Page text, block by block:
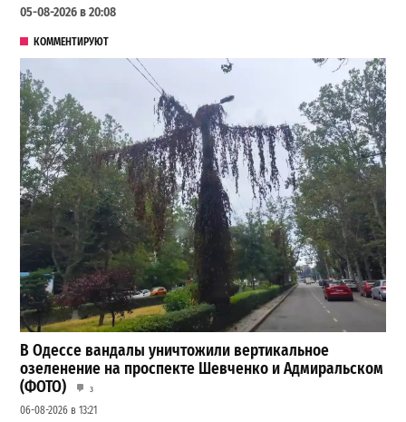
05-08-2026 в 20:08
КОММЕНТИРУЮТ
В Одессе вандалы уничтожили вертикальное
озеленение на проспекте Шевченко и Адмиральском
(ФОТО)
3
06-08-2026 в 13:21